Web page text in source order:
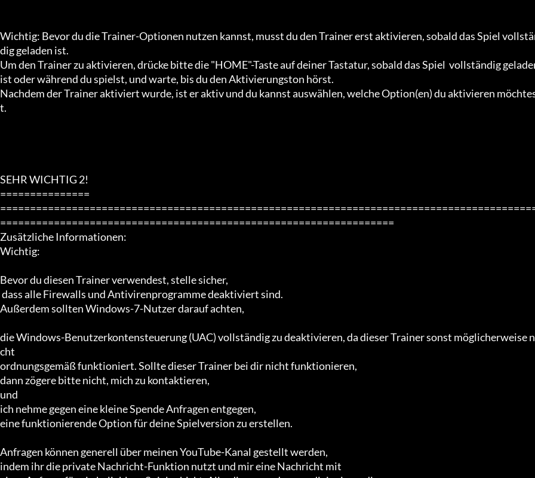
Wichtig: Bevor du die Trainer-Optionen nutzen kannst, musst du den Trainer erst aktivieren, sobald das Spiel
dig geladen ist.
Um den Trainer zu aktivieren, drücke bitte die "HOME"-Taste auf deiner Tastatur, sobald das Spiel  vollständig
ist oder während du spielst, und warte, bis du den Aktivierungston hörst.
Nachdem der Trainer aktiviert wurde, ist er aktiv und du kannst auswählen, welche Option(en) du aktivieren
t.
SEHR WICHTIG 2!
===============
==================================================================
Zusätzliche Informationen:
Wichtig:
Bevor du diesen Trainer verwendest, stelle sicher,
Außerdem sollten Windows-7-Nutzer darauf achten,
die Windows-Benutzerkontensteuerung (UAC) vollständig zu deaktivieren, da dieser Trainer sonst möglicherweise
cht
ordnungsgemäß funktioniert. Sollte dieser Trainer bei dir nicht funktionieren,
dann zögere bitte nicht, mich zu kontaktieren,
und
ich nehme gegen eine kleine Spende Anfragen entgegen,
eine funktionierende Option für deine Spielversion zu erstellen.
Anfragen können generell über meinen YouTube-Kanal gestellt werden,
indem ihr die private Nachricht-Funktion nutzt und mir eine Nachricht mit